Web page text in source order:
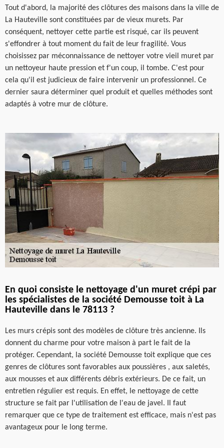
Tout d'abord, la majorité des clôtures des maisons dans la ville de
La Hauteville sont constituées par de vieux murets. Par
conséquent, nettoyer cette partie est risqué, car ils peuvent
s'effondrer à tout moment du fait de leur fragilité. Vous
choisissez par méconnaissance de nettoyer votre vieil muret par
un nettoyeur haute pression et f'un coup, il tombe. C'est pour
cela qu'il est judicieux de faire intervenir un professionnel. Ce
dernier saura déterminer quel produit et quelles méthodes sont
adaptés à votre mur de clôture.
En quoi consiste le nettoyage d'un muret crépi par
les spécialistes de la société Demousse toit à La
Hauteville dans le 78113 ?
Les murs crépis sont des modèles de clôture très ancienne. Ils
donnent du charme pour votre maison à part le fait de la
protéger. Cependant, la société Demousse toit explique que ces
genres de clôtures sont favorables aux poussières , aux saletés,
aux mousses et aux différents débris extérieurs. De ce fait, un
entretien régulier est requis. En effet, le nettoyage de cette
structure se fait par l'utilisation de l'eau de javel. Il faut
remarquer que ce type de traitement est efficace, mais n'est pas
avantageux pour le long terme.